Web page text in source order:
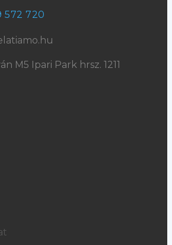
572 720
M5 Ipari Park hrsz. 1211